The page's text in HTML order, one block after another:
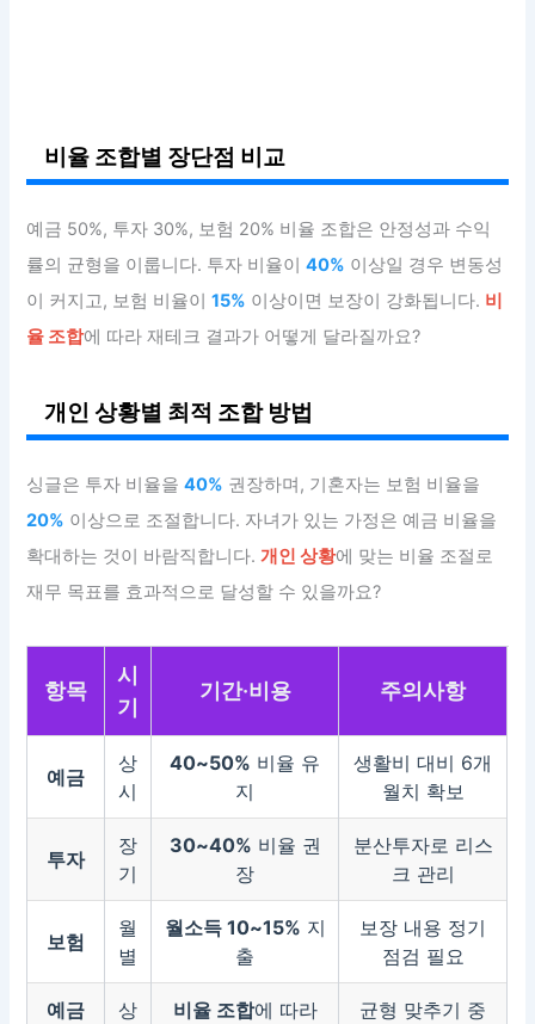
비율 조합별 장단점 비교
예금 50%, 투자 30%, 보험 20% 비율 조합은 안정성과 수익
률의 균형을 이룹니다. 투자 비율이40% 이상일 경우 변동성
이 커지고, 보험 비율이15% 이상이면 보장이 강화됩니다. 비
율 조합에 따라 재테크 결과가 어떻게 달라질까요?
개인 상황별 최적 조합 방법
싱글은 투자 비율을40% 권장하며, 기혼자는 보험 비율을
20% 이상으로 조절합니다. 자녀가 있는 가정은 예금 비율을
확대하는 것이 바람직합니다.개인 상황에 맞는 비율 조절로
재무 목표를 효과적으로 달성할 수 있을까요?
항목
시
기
기간·비용 주의사항
예금
상
시
40~50% 비율 유
지
생활비 대비 6개
월치 확보
투자
장
기
30~40% 비율 권
장
분산투자로 리스
크 관리
보험
월
별
월소득 10~15% 지
출
보장 내용 정기
점검 필요
예금
상
비율 조합에 따라
균형 맞추기 중